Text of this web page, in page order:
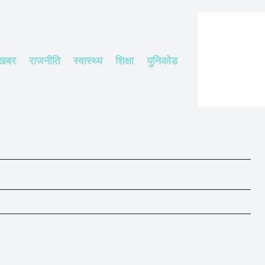
राजनीति स्वास्थ्य शिक्षा युनिकोड